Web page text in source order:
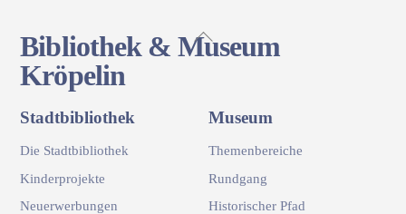
Back
To
Bibliothek & Museum
Kröpelin
Stadtbibliothek
Die Stadtbibliothek
Kinderprojekte
Neuerwerbungen
Museum
Themenbereiche
Rundgang
Historischer Pfad